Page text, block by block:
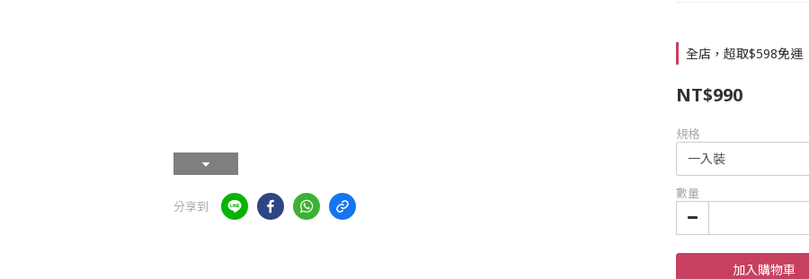
分享到
全店，超取$598免運
NT$990
規格
數量
加入購物車